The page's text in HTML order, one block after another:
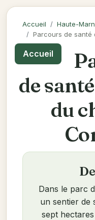
Accueil Haute-
Parcours de santé
Accueil
de
du
Dans le parc
un sentier de
sept